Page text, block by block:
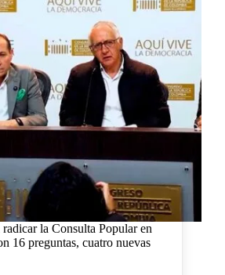
la Consulta Popular en
16 preguntas, cuatro nuevas